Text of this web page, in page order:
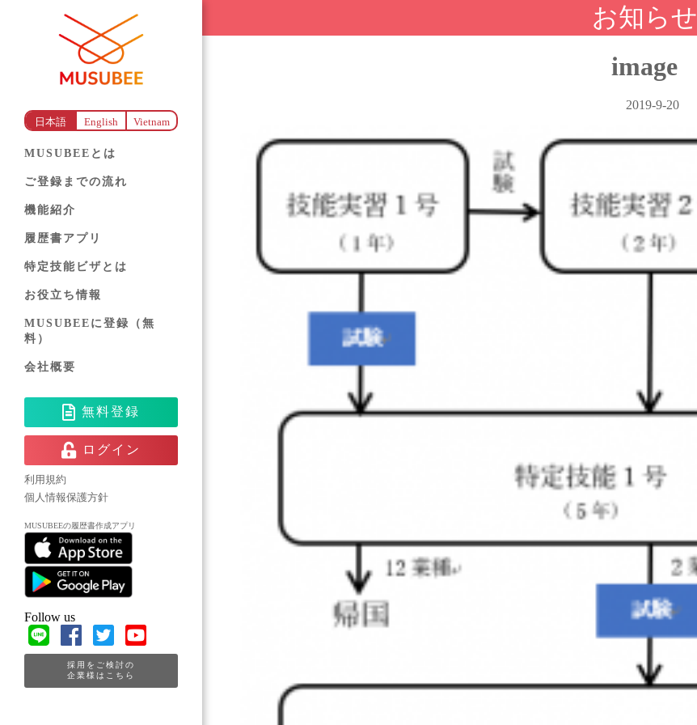
日本語 English Vietnam
MUSUBEEとは
ご登録までの流れ
機能紹介
履歴書アプリ
特定技能ビザとは
お役立ち情報
MUSUBEEに登録（無
料）
会社概要
無料登録
ログイン
利用規約
個人情報保護方針
MUSUBEEの履歴書作成アプリ
Follow us
採用をご検討の
企業様はこちら
お知らせ
image
2019-9-20